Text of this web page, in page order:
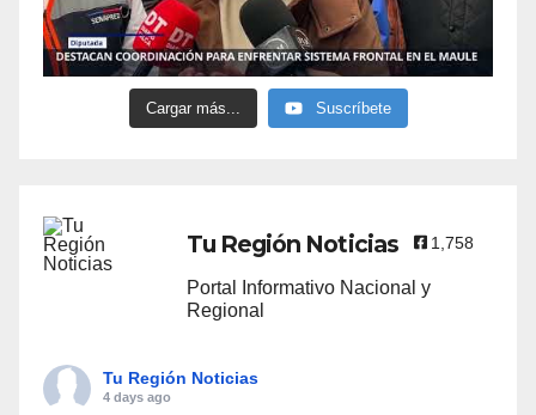
Cargar más... Suscríbete
Tu Región Noticias 1,758
Portal Informativo Nacional y
Regional
Tu Región Noticias
4 days ago